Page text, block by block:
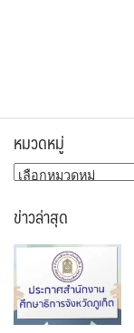
หมวดหมู่
หมวด
ข่าวล่าสุด